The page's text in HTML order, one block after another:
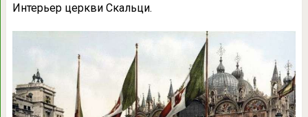
Интерьер церкви Скальци.